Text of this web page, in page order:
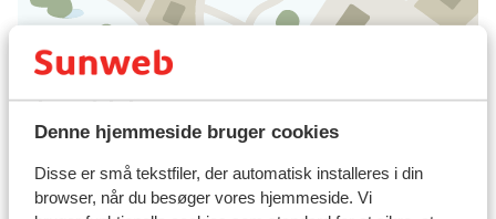
Denne hjemmeside bruger cookies
Disse er små tekstfiler, der automatisk installeres i din
browser, når du besøger vores hjemmeside. Vi
I området
I centrum
Liftkort/skileje/undervisning